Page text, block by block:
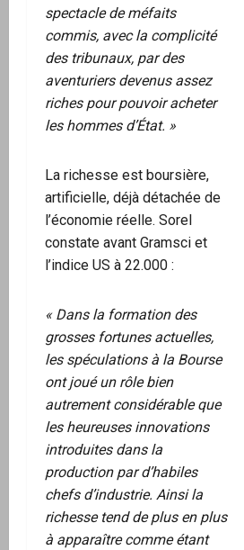
spectacle de méfaits
commis, avec la complicité
des tribunaux, par des
aventuriers devenus assez
riches pour pouvoir acheter
les hommes d’État. »
La richesse est boursière,
artificielle, déjà détachée de
l’économie réelle. Sorel
constate avant Gramsci et
l’indice US à 22.000 :
« Dans la formation des
grosses fortunes actuelles,
les spéculations à la Bourse
ont joué un rôle bien
autrement considérable que
les heureuses innovations
introduites dans la
production par d’habiles
chefs d’industrie. Ainsi la
richesse tend de plus en plus
à apparaître comme étant